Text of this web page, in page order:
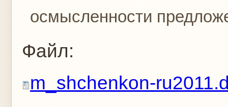
осмысленности
Файл:
m_shchenkon-